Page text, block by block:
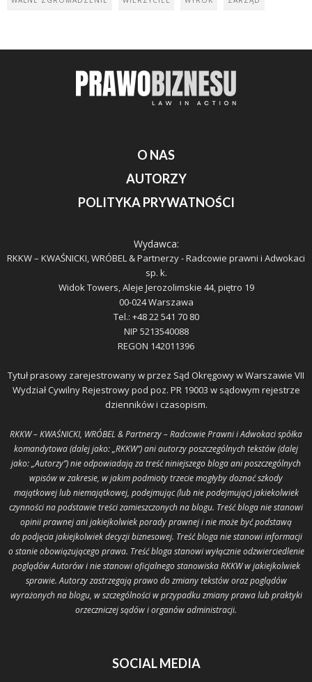
O NAS
AUTORZY
POLITYKA PRYWATNOŚCI
Wydawca:
RKKW – KWAŚNICKI, WRÓBEL & Partnerzy - Radcowie prawni i Adwokaci
sp. k.
Widok Towers, Aleje Jerozolimskie 44, piętro 19
00-024 Warszawa
Tel.: +48 22 541 70 80
NIP 5213540088
REGON 142011396
Tytuł prasowy zarejestrowany w przez Sąd Okręgowy w Warszawie VII
Wydział Cywilny Rejestrowy pod poz. PR 19003 w sądowym rejestrze
dzienników i czasopism.
RKKW – KWAŚNICKI, WRÓBEL & Partnerzy – Radcowie Prawni i Adwokaci spółka
komandytowa (dalej jako: „RKKW”) ani autorzy poszczególnych tekstów (dalej
jako: „Autorzy”) nie odpowiadają za treść niniejszego bloga ani poszczególnych
wpisów w zakresie, w jakim podmioty trzecie mogłyby doznać szkody
majątkowej lub niemajątkowej, podejmując (lub nie podejmując) jakiekolwiek
czynności na podstawie treści zamieszczonych na blogu. Treść bloga nie stanowi
opinii prawnej ani jakiejkolwiek porady prawnej i nie może być podstawą
do podjęcia jakiejkolwiek decyzji biznesowej. Treść bloga nie stanowi informacji
o stanie obowiązującego prawa. Treść bloga stanowi wyłącznie odzwierciedlenie
poglądów Autorów i nie stanowi oficjalnego stanowiska RKKW w jakiejkolwiek
sprawie. Autorzy zastrzegają prawo do zmiany tekstów oraz poglądów
wyrażonych na blogu, w szczególności w przypadku zmiany prawa lub praktyki
orzeczniczej sądów i organów administracji.
SOCIAL MEDIA